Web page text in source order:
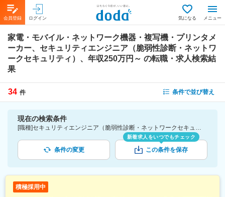
会員登録 ログイン 気になる メニュー
家電・モバイル・ネットワーク機器・複写機・プリンタメ
ーカー、セキュリティエンジニア（脆弱性診断・ネットワ
ークセキュリティ）、年収250万円～ の転職・求人検索結
果
34 件 条件で並び替え
現在の検索条件
[職種]セキュリティエンジニア（脆弱性診断・ネットワークセキュリティ）-セキュリティエンジニア [業種]家電・モバイル・ネットワーク機器・複写機・プリンタメーカー-メーカー（機械・電気）業界 [年収]250万円～
条件の変更
新着求人をいつでもチェック
この条件を保存
積極採用中